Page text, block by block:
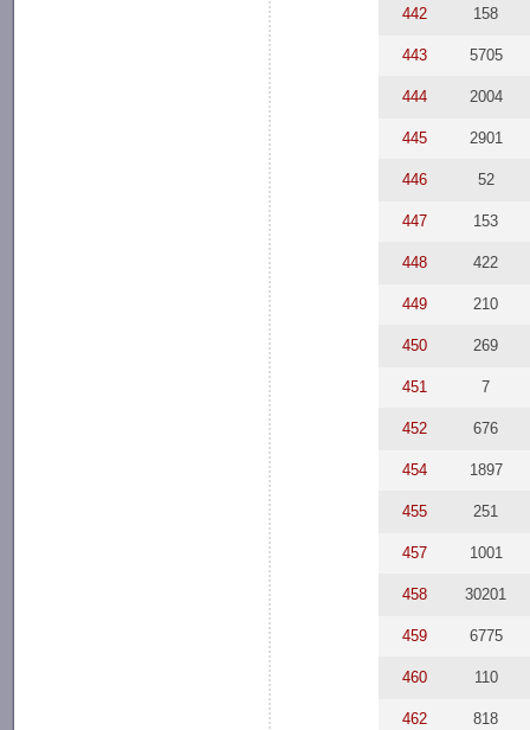
442 158
443 5705
444 2004
445 2901
446 52
447 153
448 422
449 210
450 269
451 7
452 676
454 1897
455 251
457 1001
458 30201
459 6775
460 110
462 818